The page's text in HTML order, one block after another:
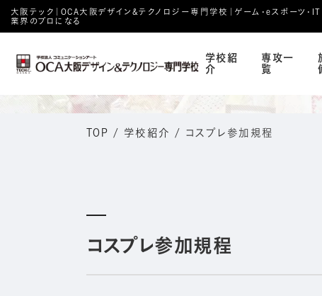
大阪テック｜OCA⼤阪デザイン&テクノロジー専⾨学校｜ゲーム・eスポーツ・IT
業界のプロになる
学校紹
介
専攻一
覧
TOP / 学校紹介 / コスプレ参加規程
コスプレ参加規程